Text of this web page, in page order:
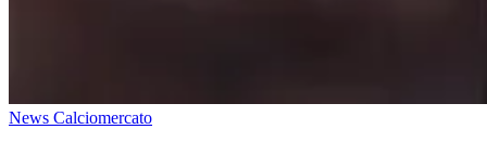
News Calciomercato